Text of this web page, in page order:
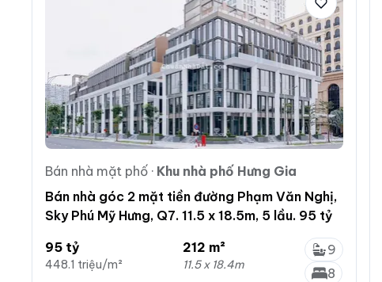
Bán nhà mặt phố · Khu nhà phố Hưng Gia
Bán nhà góc 2 mặt tiền đường Phạm Văn Nghị,
Sky Phú Mỹ Hưng, Q7. 11.5 x 18.5m, 5 lầu. 95 tỷ
95 tỷ
448.1 triệu/m²
212 m²
11.5 x 18.4m
9
8